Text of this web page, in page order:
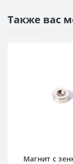
Также вас
Магнит с